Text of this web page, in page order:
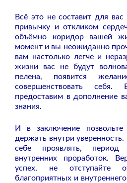
Всё это не составит для
привычку и откликом
объёмно коридор вашей
момент и вы неожиданно
вам настолько легче и
жизни вас не будут
пелена, появится
совершенствовать
предоставим в дополнение
знания.
И в заключение
держать внутри
себе проявлять,
внутренних проработок.
успех, не отступайте
благоприятных и